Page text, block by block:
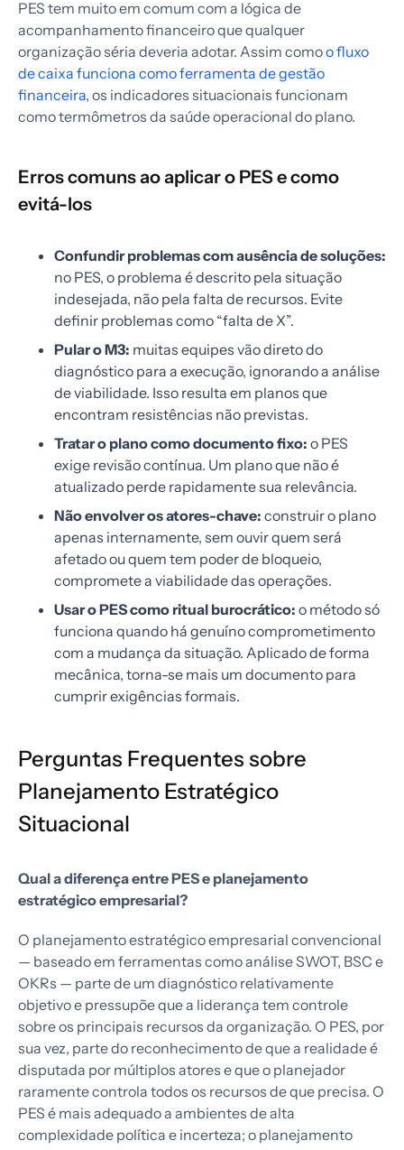
PES tem muito em comum com a lógica de
acompanhamento financeiro que qualquer
organização séria deveria adotar. Assim comoo fluxo
de caixa funciona como ferramenta de gestão
financeira, os indicadores situacionais funcionam
como termômetros da saúde operacional do plano.
Erros comuns ao aplicar o PES e como
evitá-los
Confundir problemas com ausência de soluções:
no PES, o problema é descrito pela situação
indesejada, não pela falta de recursos. Evite
definir problemas como “falta de X”.
Pular o M3: muitas equipes vão direto do
diagnóstico para a execução, ignorando a análise
de viabilidade. Isso resulta em planos que
encontram resistências não previstas.
Tratar o plano como documento fixo: o PES
exige revisão contínua. Um plano que não é
atualizado perde rapidamente sua relevância.
Não envolver os atores-chave: construir o plano
apenas internamente, sem ouvir quem será
afetado ou quem tem poder de bloqueio,
compromete a viabilidade das operações.
Usar o PES como ritual burocrático: o método só
funciona quando há genuíno comprometimento
com a mudança da situação. Aplicado de forma
mecânica, torna-se mais um documento para
cumprir exigências formais.
Perguntas Frequentes sobre
Planejamento Estratégico
Situacional
Qual a diferença entre PES e planejamento
estratégico empresarial?
O planejamento estratégico empresarial convencional
— baseado em ferramentas como análise SWOT, BSC e
OKRs — parte de um diagnóstico relativamente
objetivo e pressupõe que a liderança tem controle
sobre os principais recursos da organização. O PES, por
sua vez, parte do reconhecimento de que a realidade é
disputada por múltiplos atores e que o planejador
raramente controla todos os recursos de que precisa. O
PES é mais adequado a ambientes de alta
complexidade política e incerteza; o planejamento